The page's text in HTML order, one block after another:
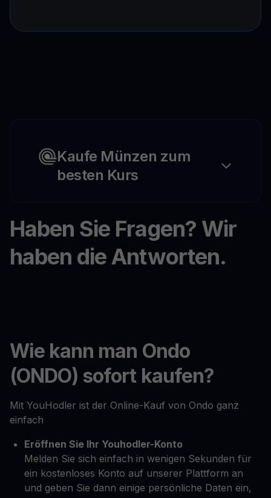
Kaufe Münzen zum
besten Kurs
Haben Sie Fragen? Wir
haben die Antworten.
Wie kann man Ondo
(ONDO) sofort kaufen?
Mit YouHodler ist der Online-Kauf von Ondo ganz
einfach
Eröffnen Sie Ihr Youhodler-Konto
Melden Sie sich einfach in wenigen Sekunden für
ein kostenloses Konto auf unserer Plattform an
und geben Sie dann einige persönliche Daten ein,